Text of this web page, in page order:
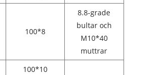
100*8
8.8-grade
bultar och
M10*40
muttrar
100*10